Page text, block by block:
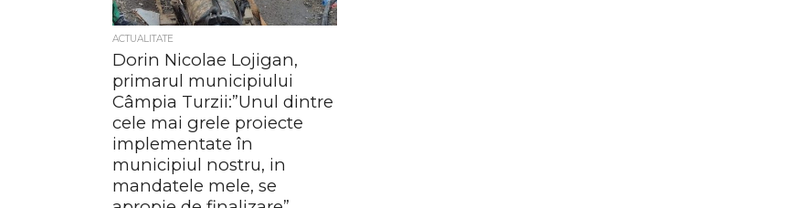
ACTUALITATE
Dorin Nicolae Lojigan,
primarul municipiului
Câmpia Turzii:”Unul dintre
cele mai grele proiecte
implementate în
municipiul nostru, in
mandatele mele, se
apropie de finalizare”